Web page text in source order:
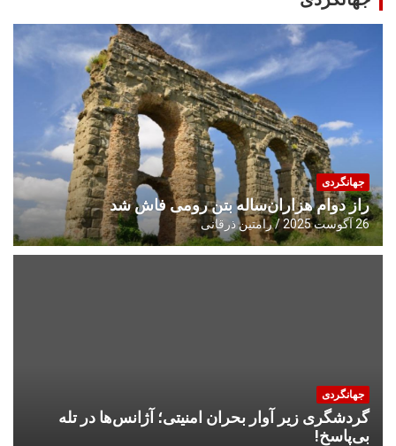
جهانگردی
راز دوام هزاران‌ساله بتن رومی فاش شد
26 آگوست 2025 رامتین ذرقانی
جهانگردی
گردشگری زیر آوار بحران امنیتی؛ آژانس‌ها در تله
بی‌پاسخ!